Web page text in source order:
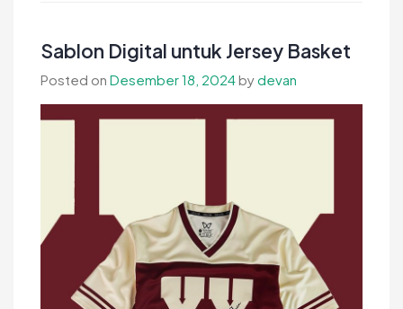
Basket
Sablon Digital untuk Jersey Basket
Posted on Desember 18, 2024bydevan